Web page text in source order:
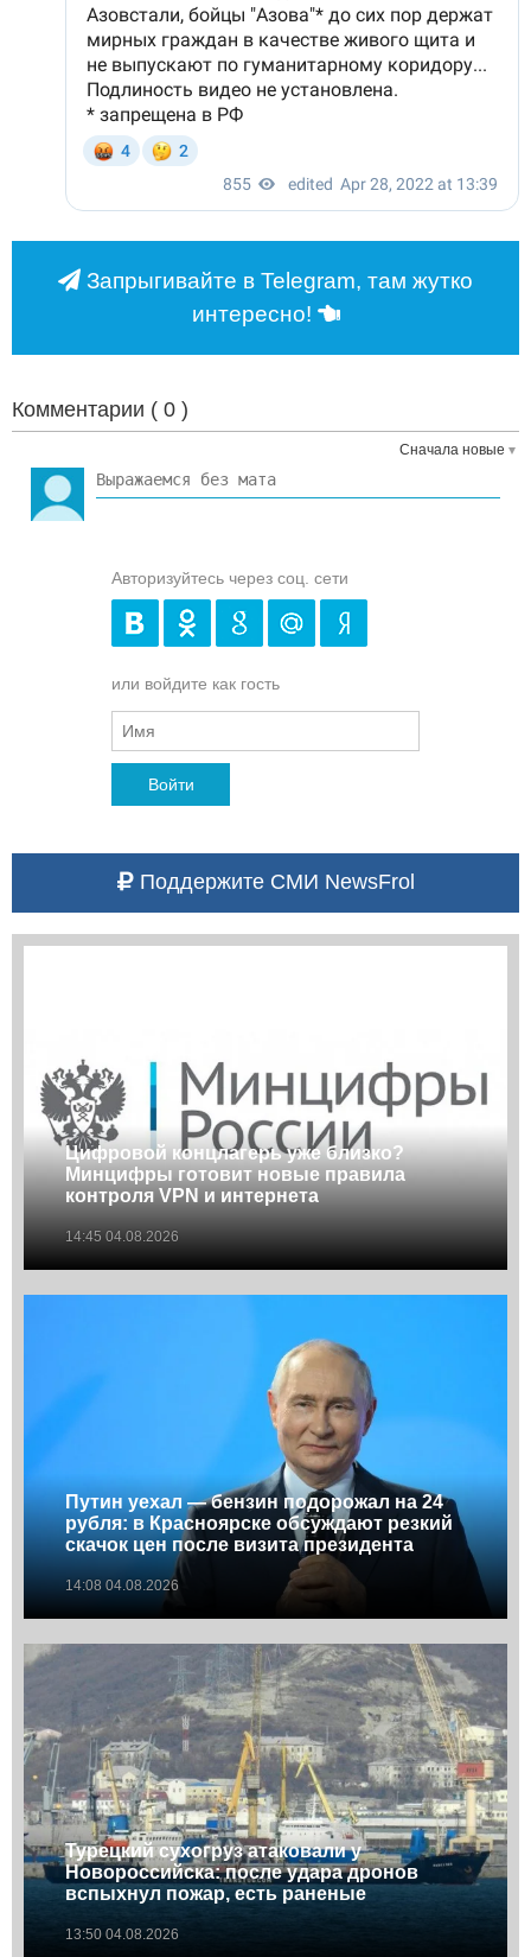
Запрыгивайте в Telegram, там жутко
интересно!
Комментарии ( 0 )
Сначала новые
Авторизуйтесь через соц. сети
или войдите как гость
Войти
Поддержите СМИ NewsFrol
Цифровой концлагерь уже близко?
Минцифры готовит новые правила
контроля VPN и интернета
14:45 04.08.2026
Путин уехал — бензин подорожал на 24
рубля: в Красноярске обсуждают резкий
скачок цен после визита президента
14:08 04.08.2026
Турецкий сухогруз атаковали у
Новороссийска: после удара дронов
вспыхнул пожар, есть раненые
13:50 04.08.2026